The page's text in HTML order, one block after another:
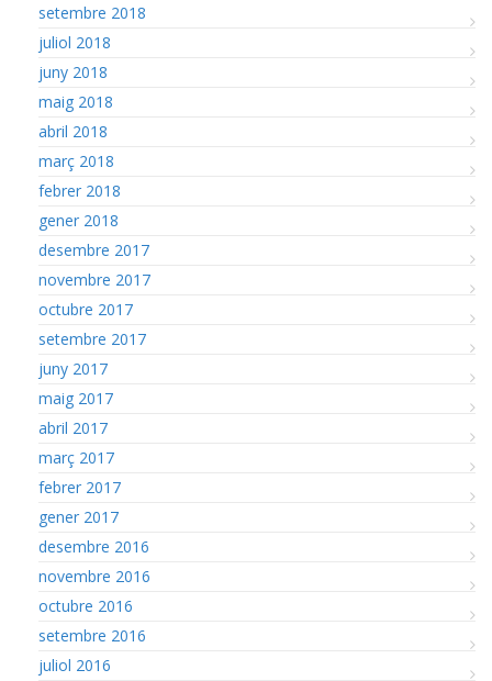
setembre 2018
juliol 2018
juny 2018
maig 2018
abril 2018
març 2018
febrer 2018
gener 2018
desembre 2017
novembre 2017
octubre 2017
setembre 2017
juny 2017
maig 2017
abril 2017
març 2017
febrer 2017
gener 2017
desembre 2016
novembre 2016
octubre 2016
setembre 2016
juliol 2016